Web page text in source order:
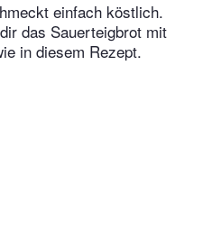
einfach köstlich.
das Sauerteigbrot mit
in diesem Rezept.